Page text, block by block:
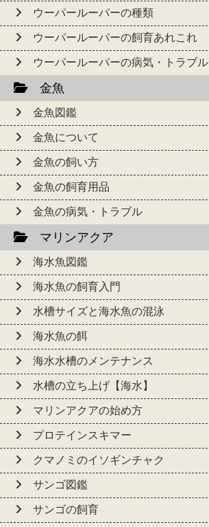
ウーパールーパーの種類
ウーパールーパーの飼育あれこれ
ウーパールーパーの病気・トラブル
金魚
金魚図鑑
金魚について
金魚の飼い方
金魚の飼育用品
金魚の病気・トラブル
マリンアクア
海水魚図鑑
海水魚の飼育入門
水槽サイズと海水魚の混泳
海水魚の餌
海水水槽のメンテナンス
水槽の立ち上げ【海水】
マリンアクアの始め方
プロテインスキマー
クマノミのイソギンチャク
サンゴ図鑑
サンゴの飼育